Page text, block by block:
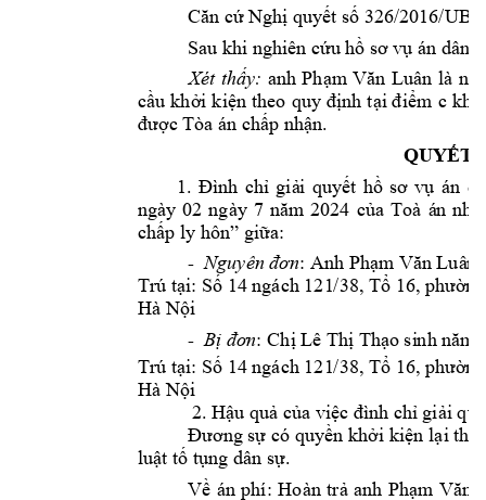
Căn cứ Nghị quyết số 326/2016/
Sau khi nghiên cứu hồ sơ vụ án dân
Xét thấy: anh Phạm Văn Luân là
cầu khởi kiện theo quy định tại điểm c
được Tòa án chấp nhận.
QUYẾT
1. Đình chỉ giải quyết hồ sơ vụ án
ngày 02 ngày 7 năm 2024 của Toà án
chấp ly hôn” giữa:
- Nguyên đơn: Anh Phạm Văn Luân
Trú tại: Số 14 ngách 121/38, Tổ 16, phườ
Hà Nội
- Bị đơn: Chị Lê Thị Thạo sinh năm
Trú tại: Số 14 ngách 121/38, Tổ 16, phườ
Hà Nội
2. Hậu quả của việc đình chỉ giải
Đương sự có quyền khởi kiện lại
luật tố tụng dân sự.
Về án phí: Hoàn trả anh Phạm Văn